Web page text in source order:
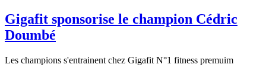
Gigafit sponsorise le champion Cédric
Doumbé
Les champions s'entrainent chez Gigafit N°1 fitness premuim